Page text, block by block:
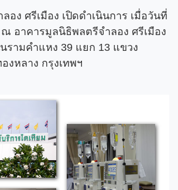
อง ศรีเมือง เปิดดำเนินการ เมื่อวันที่
อาคารมูลนิธิพลตรีจำลอง ศรีเมือง
รามคำแหง 39 แยก 13 แขวง
งหลาง กรุงเทพฯ